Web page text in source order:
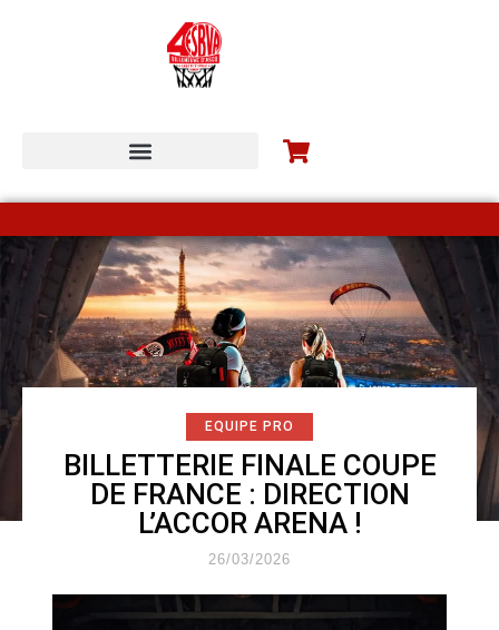
EQUIPE PRO
BILLETTERIE FINALE COUPE
DE FRANCE : DIRECTION
L’ACCOR ARENA !
26/03/2026